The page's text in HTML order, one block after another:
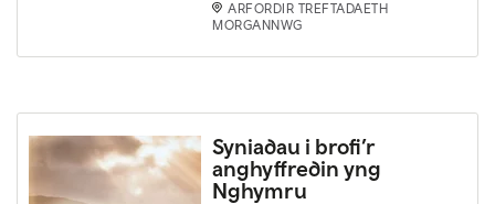
ARFORDIR TREFTADAETH
MORGANNWG
Syniadau i brofi’r
anghyffredin yng
Nghymru